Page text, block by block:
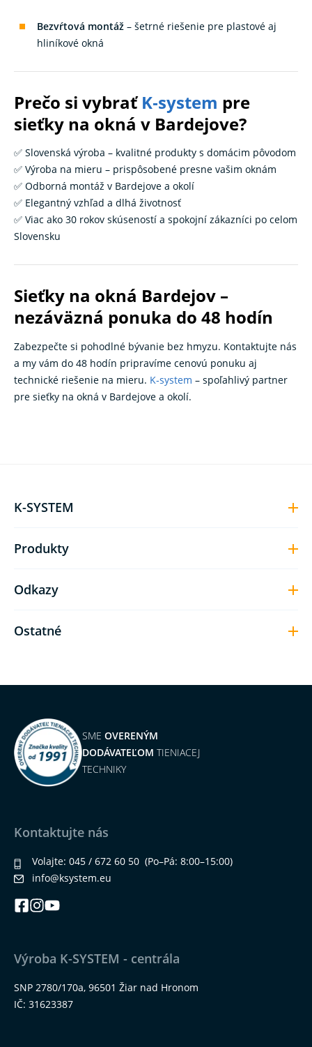
Bezvŕtová montáž – šetrné riešenie pre plastové aj
hliníkové okná
Prečo si vybraťK‑system pre
sieťky na okná v Bardejove?
✅ Slovenská výroba – kvalitné produkty s domácim pôvodom
✅ Výroba na mieru – prispôsobené presne vašim oknám
✅ Odborná montáž v Bardejove a okolí
✅ Elegantný vzhľad a dlhá životnosť
✅ Viac ako 30 rokov skúseností a spokojní zákazníci po celom
Slovensku
Sieťky na okná Bardejov –
nezáväzná ponuka do 48 hodín
Zabezpečte si pohodlné bývanie bez hmyzu. Kontaktujte nás
a my vám do 48 hodín pripravíme cenovú ponuku aj
technické riešenie na mieru. K‑system – spoľahlivý partner
pre sieťky na okná v Bardejove a okolí.
K-SYSTEM
Produkty
Odkazy
Ostatné
SME OVERENÝM
DODÁVATEĽOM TIENIACEJ
TECHNIKY
Kontaktujte nás
Volajte: 045 / 672 60 50 (Po–Pá: 8:00–15:00)
info@ksystem.eu
Výroba K-SYSTEM - centrála
SNP 2780/170a, 96501 Žiar nad Hronom
IČ: 31623387